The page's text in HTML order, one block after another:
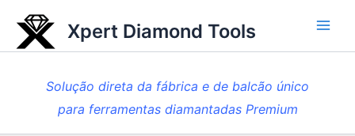
para
Xpert Diamond Tools
Solução direta da fábrica e de balcão único
para ferramentas diamantadas Premium